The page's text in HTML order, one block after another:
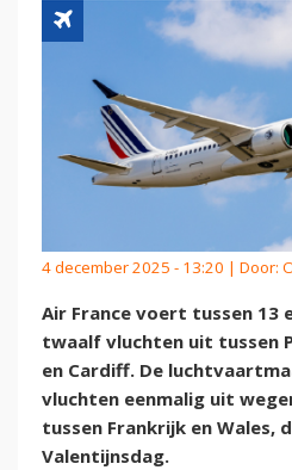
4 december 2025 - 13:20 | Door:
Air France voert tussen 13
twaalf vluchten uit tussen
en Cardiff. De
vluchten eenmalig uit
tussen Frankrijk en Wales,
Valentijnsdag.